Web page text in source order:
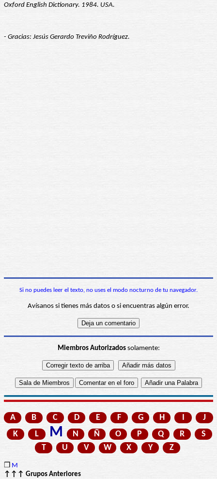
Oxford English Dictionary. 1984. USA.
- Gracias: Jesús Gerardo Treviño Rodríguez.
Si no puedes leer el texto, no uses el modo nocturno de tu navegador.
Avísanos si tienes más datos o si encuentras algún error.
Miembros Autorizadossolamente:
A B C D E F G H I
J
K
L M N Ñ O P Q R
S
T
U V W X Y Z
❒ M
↑↑↑ Grupos Anteriores